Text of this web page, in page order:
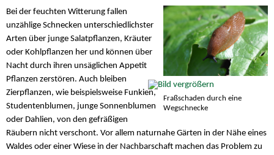
Fraßschaden durch eine
Wegschnecke
Bei der feuchten Witterung fallen
unzählige Schnecken unterschiedlichster
Arten über junge Salatpflanzen, Kräuter
oder Kohlpflanzen her und können über
Nacht durch ihren unsäglichen Appetit
Pflanzen zerstören. Auch bleiben
Zierpflanzen, wie beispielsweise Funkien,
Studentenblumen, junge Sonnenblumen
oder Dahlien, von den gefräßigen
Räubern nicht verschont. Vor allem naturnahe Gärten in der Nähe eines
Waldes oder einer Wiese in der Nachbarschaft machen das Problem zu